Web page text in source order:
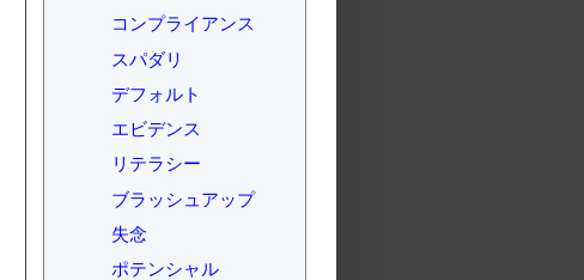
コンプライアンス
スパダリ
デフォルト
エビデンス
リテラシー
ブラッシュアップ
失念
ポテンシャル